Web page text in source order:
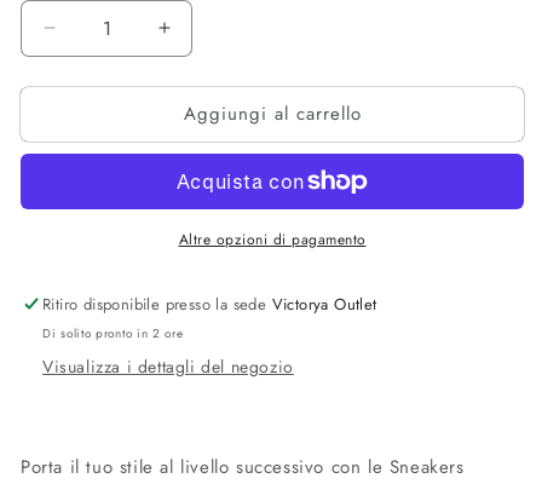
Diminuisci
quantità
per
Ambitious
Aumenta
quantità
per
Sneakers
Ambitious
pelle
Aggiungi al carrello
Altre opzioni di pagamento
Ritiro disponibile presso la sede Victorya Outlet
Di solito pronto in 2 ore
Visualizza i dettagli del negozio
Porta il tuo stile al livello successivo con le Sneakers